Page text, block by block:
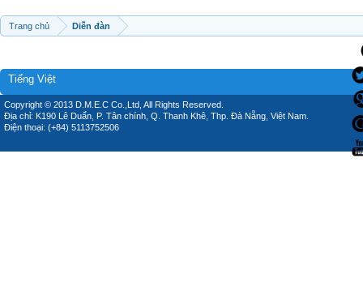
Trang chủ Diễn đàn
Tiếng Việt
Copyright © 2013 D.M.E.C Co.,Ltd, All Rights Reserved.
Địa chỉ: K190 Lê Duẩn, P. Tân chính, Q. Thanh Khê, Thp. Đà Nẵng, Việt Nam.
Điện thoại: (+84) 5113752506